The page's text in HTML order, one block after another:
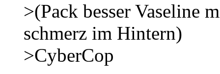
>(Pack besser Vaseline
schmerz im Hintern)
>CyberCop